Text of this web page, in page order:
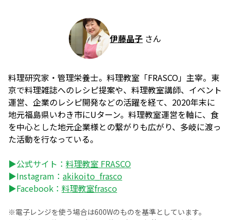
伊藤晶子 さん
料理研究家・管理栄養士。料理教室「FRASCO」主宰。東
京で料理雑誌へのレシピ提案や、料理教室講師、イベント
運営、企業のレシピ開発などの活躍を経て、2020年末に
地元福島県いわき市にUターン。料理教室運営を軸に、食
を中心とした地元企業様との繋がりも広がり、多岐に渡っ
た活動を行なっている。
▶公式サイト： 料理教室 FRASCO
▶Instagram： akikoito_frasco
▶Facebook： 料理教室frasco
※電子レンジを使う場合は600Wのものを基準としています。